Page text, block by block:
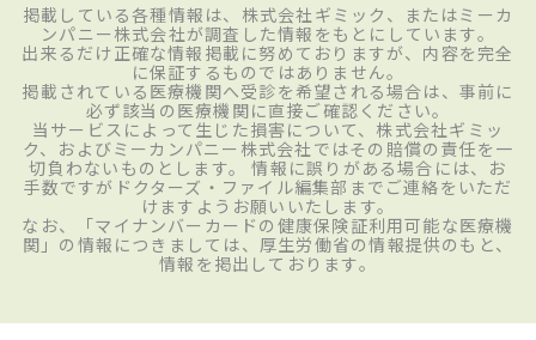
掲載している各種情報は、株式会社ギミック、またはミーカ
ンパニー株式会社が調査した情報をもとにしています。
出来るだけ正確な情報掲載に努めておりますが、内容を完全
に保証するものではありません。
掲載されている医療機関へ受診を希望される場合は、事前に
必ず該当の医療機関に直接ご確認ください。
当サービスによって生じた損害について、株式会社ギミッ
ク、およびミーカンパニー株式会社ではその賠償の責任を一
切負わないものとします。 情報に誤りがある場合には、お
手数ですがドクターズ・ファイル編集部までご連絡をいただ
けますようお願いいたします。
なお、「マイナンバーカードの健康保険証利用可能な医療機
関」の情報につきましては、厚生労働省の情報提供のもと、
情報を掲出しております。